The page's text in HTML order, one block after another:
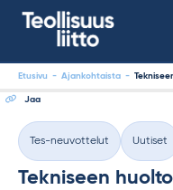
Etusivu - Ajankohtaista -
Jaa
Kategoriat
Tes-neuvottelut Uutiset
Tekniseen